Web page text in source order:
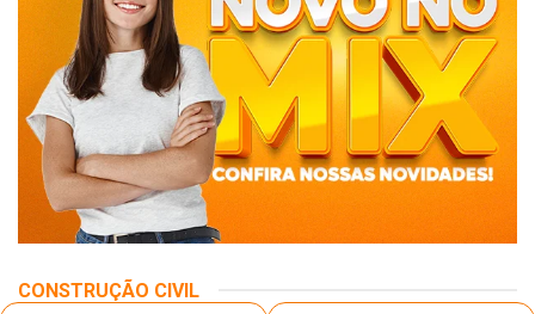
CONSTRUÇÃO CIVIL